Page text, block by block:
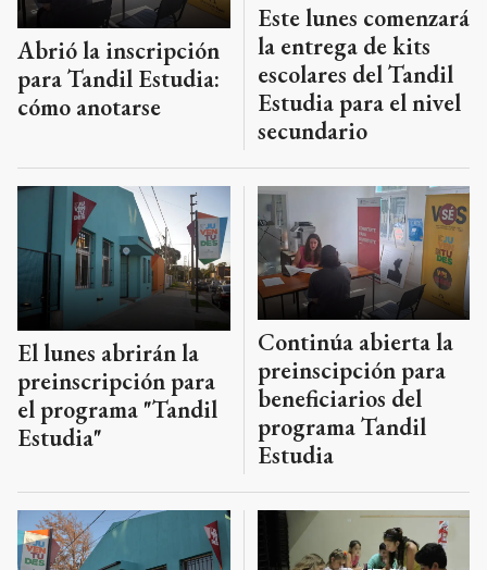
Abrió la inscripción
para Tandil Estudia:
cómo anotarse
Este lunes comenzará
la entrega de kits
escolares del Tandil
Estudia para el nivel
secundario
El lunes abrirán la
preinscripción para
el programa "Tandil
Estudia"
Continúa abierta la
preinscipción para
beneficiarios del
programa Tandil
Estudia